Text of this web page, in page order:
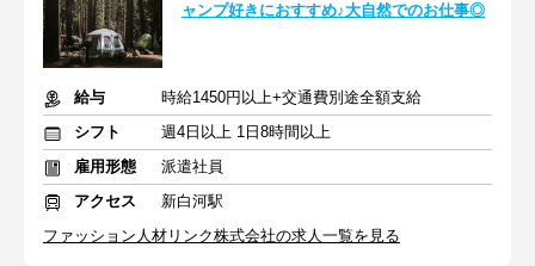
ャンプ好きにおすすめ♪大自然でのお仕事◎
給与
時給1450円以上+交通費別途全額支給
シフト
週4日以上 1日8時間以上
雇用形態
派遣社員
アクセス
新白河駅
ファッション人材リンク株式会社の求人一覧を見る